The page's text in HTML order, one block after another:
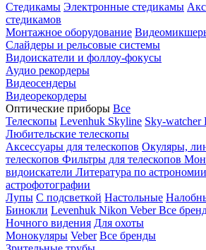
Стедикамы Электронные стедикамы
стедикамов
Монтажное оборудование
Слайдеры и рельсовые системы
Видоискатели и фоллоу-фокусы
Аудио рекордеры
Видеосендеры
Видеорекордеры
Оптические приборы Все
Телескопы Levenhuk Skyline Sky-watcher
Любительские телескопы
Аксессуары для телескопов Окуляры,
телескопов Фильтры для телескопов
видоискатели Литература по астрономии
астрофотографии
Лупы С подсветкой Настольные
Бинокли Levenhuk Nikon VeberВсе
Ночного видения Для охоты
Монокуляры Veber Все бренды